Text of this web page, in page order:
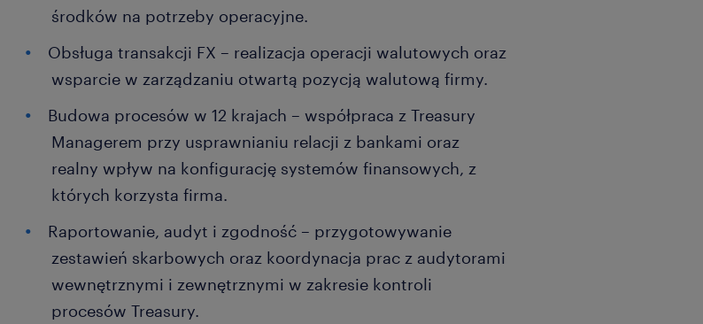
środków na potrzeby operacyjne.
Obsługa transakcji FX – realizacja operacji walutowych oraz
wsparcie w zarządzaniu otwartą pozycją walutową firmy.
Budowa procesów w 12 krajach – współpraca z Treasury
Managerem przy usprawnianiu relacji z bankami oraz
realny wpływ na konfigurację systemów finansowych, z
których korzysta firma.
Raportowanie, audyt i zgodność – przygotowywanie
zestawień skarbowych oraz koordynacja prac z audytorami
wewnętrznymi i zewnętrznymi w zakresie kontroli
procesów Treasury.